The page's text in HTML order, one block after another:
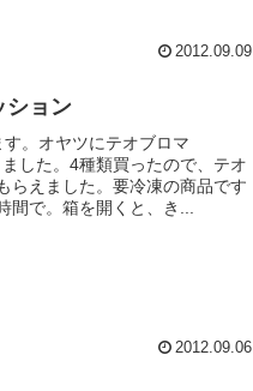
2012.09.09
ョン
。オヤツにテオブロマ
した。4種類買ったので、テオ
らえました。要冷凍の商品です
で。箱を開くと、き...
2012.09.06